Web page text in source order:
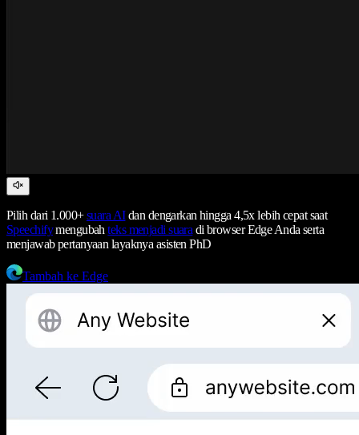
Pilih dari 1.000+suara AIdan dengarkan hingga 4,5x lebih cepat saat
Speechifymengubahteks menjadi suara di browser Edge Anda serta
menjawab pertanyaan layaknya asisten PhD
Tambah ke Edge